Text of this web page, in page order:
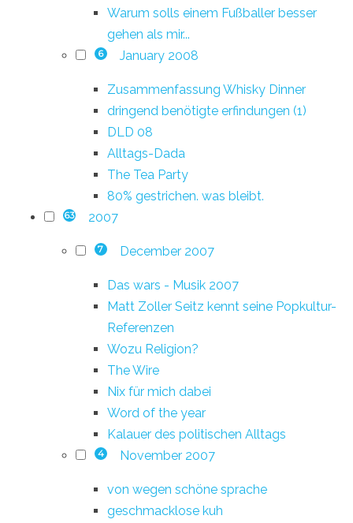
Warum solls einem Fußballer besser
gehen als mir...
6 January 2008
Zusammenfassung Whisky Dinner
dringend benötigte erfindungen (1)
DLD 08
Alltags-Dada
The Tea Party
80% gestrichen. was bleibt.
63 2007
7 December 2007
Das wars - Musik 2007
Matt Zoller Seitz kennt seine Popkultur-
Referenzen
Wozu Religion?
The Wire
Nix für mich dabei
Word of the year
Kalauer des politischen Alltags
4 November 2007
von wegen schöne sprache
geschmacklose kuh